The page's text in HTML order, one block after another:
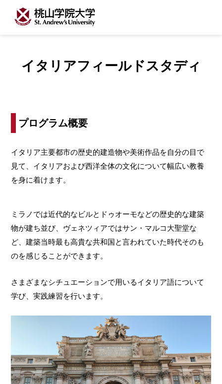
イタリアフィールドスタディ
プログラム概要
イタリア主要都市の歴史的建造物や美術作品を自分の目で
見て、イタリアおよび西洋全体の文化について幅広い教養
を身に着けます。
ミラノでは近代的なビルとドゥオーモなどの歴史的な建築
物が建ち並び、ヴェネツィアではサン・マルコ大聖堂な
ど、建築当時最も高貴な共和国と言われていた時代そのも
のを感じることができます。
さまざまなシチュエーションで用いるイタリア語について
学び、実践練習を行います。